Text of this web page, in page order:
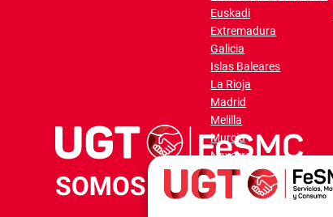
Euskadi
Extremadura
Galicia
Islas Baleares
La Rioja
Madrid
Melilla
Murcia
Navarra